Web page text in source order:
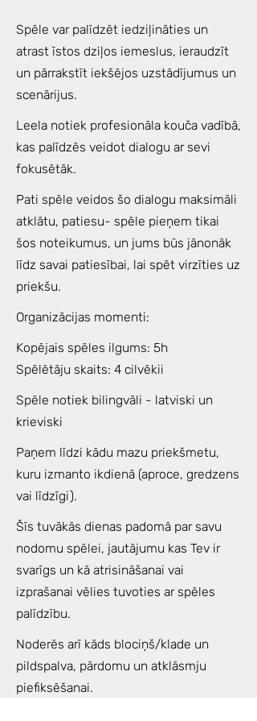
Spēle var palīdzēt iedziļināties un
atrast īstos dziļos iemeslus, ieraudzīt
un pārrakstīt iekšējos uzstādījumus un
scenārijus.
Leela notiek profesionāla kouča vadībā,
kas palīdzēs veidot dialogu ar sevi
fokusētāk.
Pati spēle veidos šo dialogu maksimāli
atklātu, patiesu- spēle pieņem tikai
šos noteikumus, un jums būs jānonāk
līdz savai patiesībai, lai spēt virzīties uz
priekšu.
Organizācijas momenti:
Kopējais spēles ilgums: 5h
Spēlētāju skaits: 4 cilvēkii
Spēle notiek bilingvāli - latviski un
krieviski
Paņem līdzi kādu mazu priekšmetu,
kuru izmanto ikdienā (aproce, gredzens
vai līdzīgi).
Šīs tuvākās dienas padomā par savu
nodomu spēlei, jautājumu kas Tev ir
svarīgs un kā atrisināšanai vai
izprašanai vēlies tuvoties ar spēles
palīdzību.
Noderēs arī kāds blociņš/klade un
pildspalva, pārdomu un atklāsmju
piefiksēšanai.